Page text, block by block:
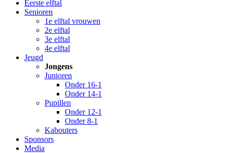
Eerste elftal
Senioren
1e elftal vrouwen
2e elftal
3e elftal
4e elftal
Jeugd
Jongens
Junioren
Onder 16-1
Onder 14-1
Pupillen
Onder 12-1
Onder 8-1
Kabouters
Sponsors
Media